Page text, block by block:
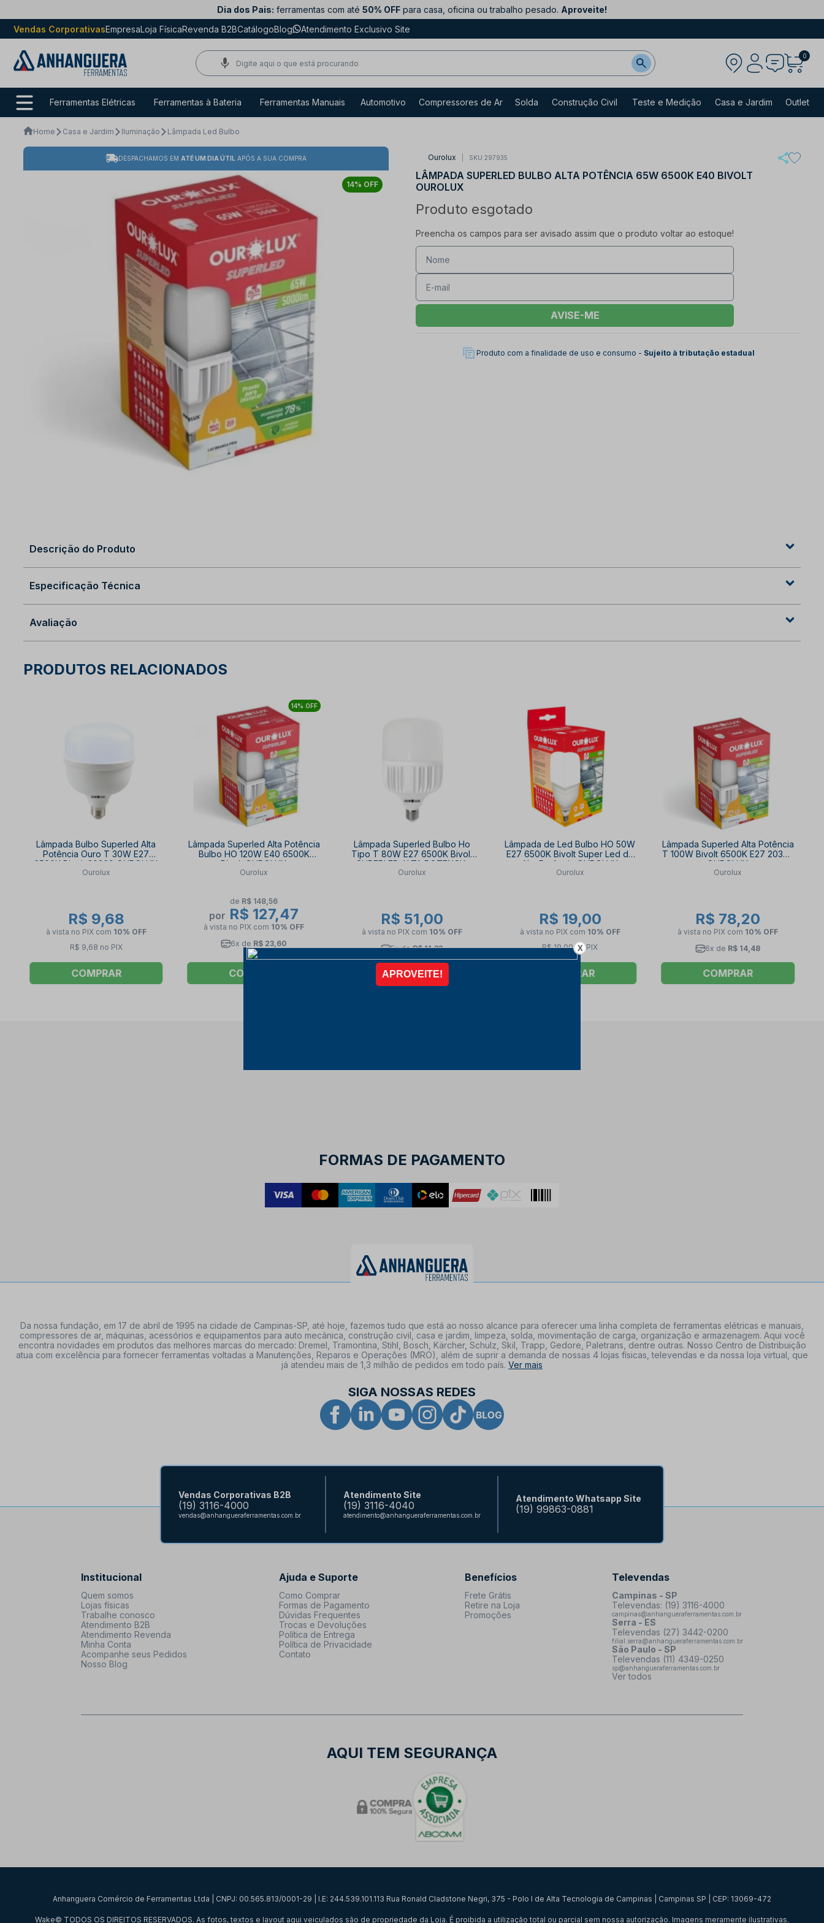
Dia dos Pais: ferramentas com até 50% OFF para casa, oficina ou trabalho pesado. Aproveite!
Vendas CorporativasEmpresaLoja FísicaRevenda B2BCatálogoBlog Atendimento Exclusivo Site
0
Ferramentas Elétricas Ferramentas à Bateria Ferramentas Manuais Automotivo Compressores de Ar Solda Construção Civil Teste e Medição Casa e Jardim Outlet
Home Casa e Jardim Iluminação Lâmpada Led Bulbo
DESPACHAMOS EM ATÉ UM DIA ÚTIL APÓS A SUA COMPRA
14% OFF
Ourolux SKU 297935
LÂMPADA SUPERLED BULBO ALTA POTÊNCIA 65W 6500K E40 BIVOLT
OUROLUX
Produto esgotado
Preencha os campos para ser avisado assim que o produto voltar ao estoque!
AVISE-ME
Produto com a finalidade de uso e consumo - Sujeito à tributação estadual
Descrição do Produto
Especificação Técnica
Avaliação
PRODUTOS RELACIONADOS
Lâmpada Bulbo Superled Alta
Potência Ouro T 30W E27
6500K Bivolt 20360 OUROLUX
Ourolux
R$ 9,68
à vista no PIX com 10% OFF
R$ 9,68 no PIX
COMPRAR
14% OFF
Lâmpada Superled Alta Potência
Bulbo HO 120W E40 6500K
Bivolt OUROLUX
Ourolux
de R$ 148,56
por R$ 127,47
à vista no PIX com 10% OFF
6x de R$ 23,60
COMPRAR
Lâmpada Superled Bulbo Ho
Tipo T 80W E27 6500K Bivolt
SUPERLED ALTA POTENCIA
OUROLUX
Ourolux
R$ 51,00
à vista no PIX com 10% OFF
5x deR$ 11,33
COMPRAR
Lâmpada de Led Bulbo HO 50W
E27 6500K Bivolt Super Led de
Alta Potência OUROLUX
Ourolux
R$ 19,00
à vista no PIX com 10% OFF
R$ 19,00 no PIX
COMPRAR
Lâmpada Superled Alta Potência
T 100W Bivolt 6500K E27 20385
OUROLUX
Ourolux
R$ 78,20
à vista no PIX com 10% OFF
6x de R$ 14,48
COMPRAR
FORMAS DE PAGAMENTO
Da nossa fundação, em 17 de abril de 1995 na cidade de Campinas-SP, até hoje, fazemos tudo que está ao nosso alcance para oferecer uma linha completa de ferramentas elétricas e manuais,
compressores de ar, máquinas, acessórios e equipamentos para auto mecânica, construção civil, casa e jardim, limpeza, solda, movimentação de carga, organização e armazenagem. Aqui você
encontra novidades em produtos das melhores marcas do mercado: Dremel, Tramontina, Stihl, Bosch, Kärcher, Schulz, Skil, Trapp, Gedore, Paletrans, dentre outras. Nosso Centro de Distribuição
atua com excelência para fornecer ferramentas voltadas a Manutenções, Reparos e Operações (MRO), além de suprir a demanda de nossas 4 lojas físicas, televendas e da nossa loja virtual, que
já atendeu mais de 1,3 milhão de pedidos em todo país. Ver mais
SIGA NOSSAS REDES
Vendas Corporativas B2B
(19) 3116-4000
vendas@anhangueraferramentas.com.br
Atendimento Site
(19) 3116-4040
atendimento@anhangueraferramentas.com.br
Atendimento Whatsapp Site
(19) 99863-0881
Institucional
Quem somos
Lojas físicas
Trabalhe conosco
Atendimento B2B
Atendimento Revenda
Minha Conta
Acompanhe seus Pedidos
Nosso Blog
Ajuda e Suporte
Como Comprar
Formas de Pagamento
Dúvidas Frequentes
Trocas e Devoluções
Política de Entrega
Política de Privacidade
Contato
Benefícios
Frete Grátis
Retire na Loja
Promoções
Televendas
Campinas - SP
Televendas: (19) 3116-4000
campinas@anhangueraferramentas.com.br
Serra - ES
Televendas (27) 3442-0200
filial.serra@anhangueraferramentas.com.br
São Paulo - SP
Televendas (11) 4349-0250
sp@anhangueraferramentas.com.br
Ver todos
AQUI TEM SEGURANÇA
Anhanguera Comércio de Ferramentas Ltda | CNPJ: 00.565.813/0001-29 | I.E: 244.539.101.113 Rua Ronald Cladstone Negri, 375 - Polo I de Alta Tecnologia de Campinas | Campinas SP | CEP: 13069-472
Wake© TODOS OS DIREITOS RESERVADOS. As fotos, textos e layout aqui veiculados são de propriedade da Loja. É proibida a utilização total ou parcial sem nossa autorização. Imagens meramente ilustrativas.
X